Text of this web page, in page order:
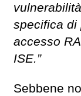
specifica di
accesso
ISE.”
Sebbene